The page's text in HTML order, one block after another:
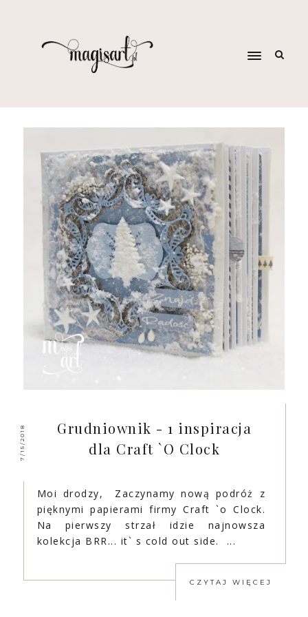
7/15/2018
Grudniownik - 1 inspiracja
dla Craft `O Clock
Moi drodzy, Zaczynamy nową podróż z
pięknymi papierami firmy Craft `o Clock.
Na pierwszy strzał idzie najnowsza
kolekcja BRR... it` s cold out side. ...
CZYTAJ WIĘCEJ